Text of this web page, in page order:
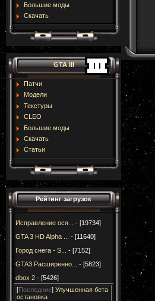
Большие моды
Скачать
GTA III
Патчи
Модели
Текстуры
CLEO
Большие моды
Скачать
Статьи
Рейтинг загрузок
Исправление ося...
- [19734]
GTA 3 HD Alpha ...
- [11640]
Город снега - S...
- [7152]
GTA3 Расширенно...
- [5823]
dbox 2 - [5426]
[Последние] Улучшенная бета
остановка